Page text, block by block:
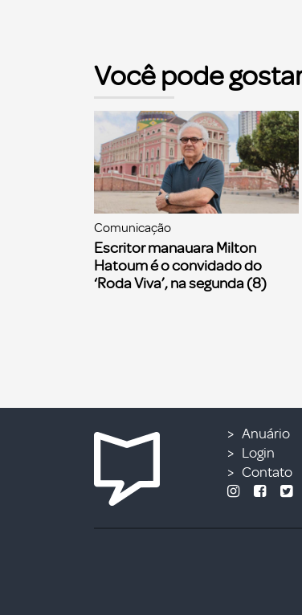
Você pode
Comunicação
Escritor manauara Milton
Hatoum é o convidado do
‘Roda Viva’, na segunda (8)
Anuário
Login
Contato